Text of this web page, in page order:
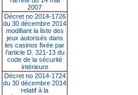
2007
Décret no 2014-1726
du 30 décembre 2014
modifiant la liste des
jeux autorisés dans
les casinos fixée par
l’article D. 321-13 du
code de la sécurité
intérieure
Décret no 2014-1724
du 30 décembre 2014
relatif à la